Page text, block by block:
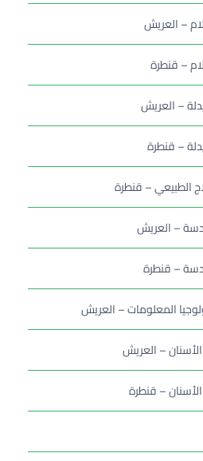
– العريش
– قنطرة
– العريش
– قنطرة
الطبيعي – قنطرة
– العريش
– قنطرة
المعلومات – العريش
– العريش
– قنطرة